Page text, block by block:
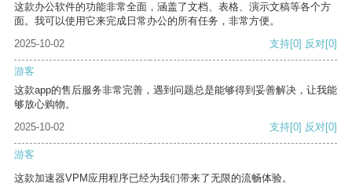
这款办公软件的功能非常全面，涵盖了文档、表格、演示文稿等各个方
面。我可以使用它来完成日常办公的所有任务，非常方便。
2025-10-02
支持[0] 反对[0]
游客
这款app的售后服务非常完善，遇到问题总是能够得到妥善解决，让我能
够放心购物。
2025-10-02
支持[0] 反对[0]
游客
这款加速器VPM应用程序已经为我们带来了无限的流畅体验。